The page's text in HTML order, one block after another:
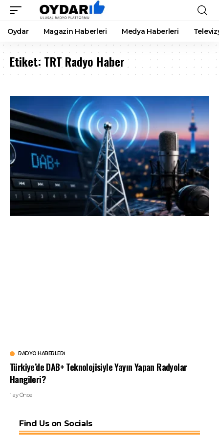
Oydar Magazin Haberleri Medya Haberleri
Etiket: TRT Radyo Haber
RADYO HABERLERI
Türkiye’de DAB+ Teknolojisiyle Yayın Yapan Radyolar
Hangileri?
1 ay Önce
Find Us on Socials